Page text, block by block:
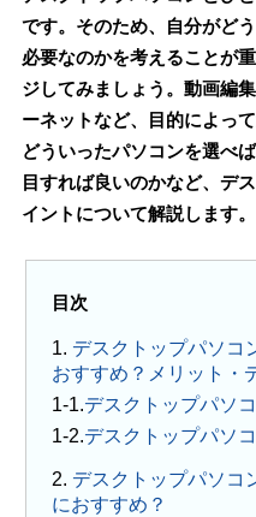
です。そのため、自分がど
必要なのかを考えることが
ジしてみましょう。動画編
ーネットなど、目的によっ
どういったパソコンを選べ
目すれば良いのかなど、デ
イントについて解説します。
目次
1. デスクトップパソコ
おすすめ？メリット・
デスクトップパソ
デスクトップパソ
2. デスクトップパソコ
におすすめ？